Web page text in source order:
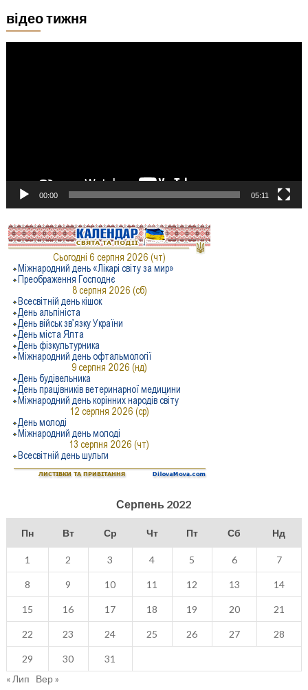
відео тижня
00:00 05:11
Серпень 2022
Пн Вт Ср Чт Пт Сб Нд
1 2 3 4 5 6 7
8 9 10 11 12 13 14
15 16 17 18 19 20 21
22 23 24 25 26 27 28
29 30
31
« Лип
Вер »